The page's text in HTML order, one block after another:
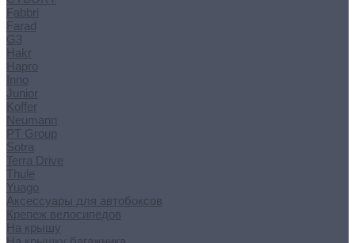
Fabbri
Farad
G3
Hakr
Hapro
Inno
Junior
Koffer
Neumann
PT Group
Sotra
Terra Drive
Thule
Yuago
Аксессуары для автобоксов
Крепеж велосипедов
На крышу